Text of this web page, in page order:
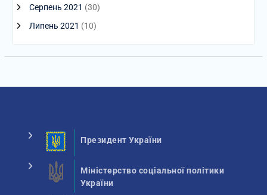
Серпень 2021 (30)
Липень 2021 (10)
Президент України
Міністерство соціальної політики
України